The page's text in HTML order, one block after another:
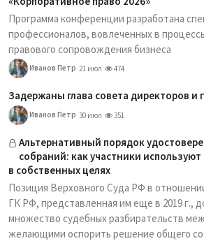
Программа конференции разработана
профессионалов, вовлеченных в
правового сопровождения бизнеса
Иванов Петр 21 июл 474
Задержаны глава совета директоров и
Иванов Петр 30 июл 351
Альтернативный порядок
собраний: как участники
в собственных целях
Позиция Верховного Суда РФ в
ГК РФ, представленная им еще в 2019 г.,
множество судебных разбирательств
желающими оспорить решение общего